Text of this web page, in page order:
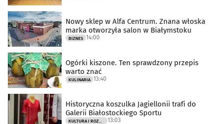
Nowy sklep w Alfa Centrum. Znana włoska
marka otworzyła salon w Białymstoku
BIZNES 14:00
Ogórki kiszone. Ten sprawdzony przepis
warto znać
KULINARIA 13:40
Historyczna koszulka Jagiellonii trafi do
Galerii Białostockiego Sportu
13:03